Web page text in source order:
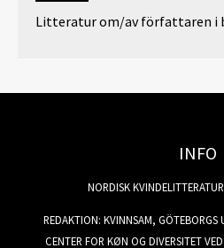
Litteratur om/av författaren i
INFO
NORDISK
REDAKTION: KVINNSAM, GÖTEBORGS
CENTER FOR KØN OG DIVERSITET